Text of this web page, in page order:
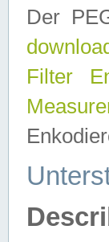
Der
Filter